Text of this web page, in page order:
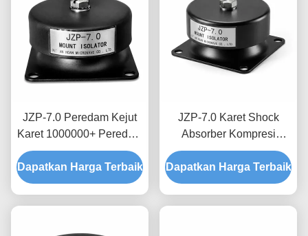
JZP-7.0 Peredam Kejut
Karet 1000000+ Peredam
Retrofit Drop-In yang Diuji
Kelelahan Siklus untuk
Peralatan Lama
Dapatkan Harga Terbaik
JZP-7.0 Karet Shock
Absorber Kompresi
Rendah Set Rasio
Redaman Dioptimalkan
Elastisitas Permanen
Dapatkan Harga Terbaik